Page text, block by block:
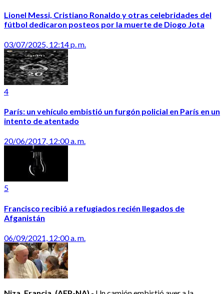
Lionel Messi, Cristiano Ronaldo y otras celebridades del
fútbol dedicaron posteos por la muerte de Diogo Jota
03/07/2025, 12:14 p. m.
4
París: un vehículo embistió un furgón policial en París en un
intento de atentado
20/06/2017, 12:00 a. m.
5
Francisco recibió a refugiados recién llegados de
Afganistán
06/09/2021, 12:00 a. m.